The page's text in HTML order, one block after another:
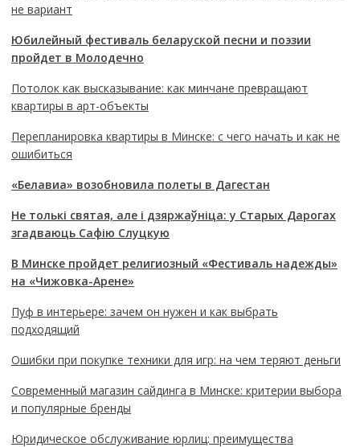
не вариант
Юбилейный фестиваль беларуской песни и поэзии
пройдет в Молодечно
Потолок как высказывание: как минчане превращают
квартиры в арт-объекты
Перепланировка квартиры в Минске: с чего начать и как не
ошибиться
«Белавиа» возобновила полеты в Дагестан
Не толькі святая, але і дзяржаўніца: у Старых Дарогах
згадваюць Сафію Слуцкую
В Минске пройдет религиозный «Фестиваль надежды»
на «Чижовка-Арене»
Пуф в интерьере: зачем он нужен и как выбрать
подходящий
Ошибки при покупке техники для игр: на чем теряют деньги
Современный магазин сайдинга в Минске: критерии выбора
и популярные бренды
Юридическое обслуживание юрлиц: преимущества